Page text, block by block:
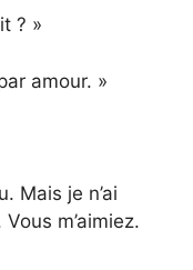
? »
amour. »
Mais je n’ai
m’aimiez.